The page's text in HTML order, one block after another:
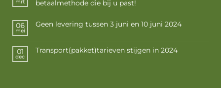
mrt
betaalmethode die bij u past!
06
mei
Geen levering tussen 3 juni en 10 juni 2024
01
dec
Transport(pakket)tarieven stijgen in 2024